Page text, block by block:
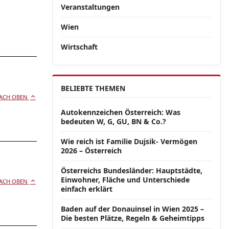
OBEN
OBEN
Veranstaltungen
Wien
Wirtschaft
BELIEBTE THEMEN
Autokennzeichen Österreich: Was
bedeuten W, G, GU, BN & Co.?
Wie reich ist Familie Dujsik- Vermögen
2026 – Österreich
Österreichs Bundesländer: Hauptstädte,
Einwohner, Fläche und Unterschiede
einfach erklärt
Baden auf der Donauinsel in Wien 2025 –
Die besten Plätze, Regeln & Geheimtipps